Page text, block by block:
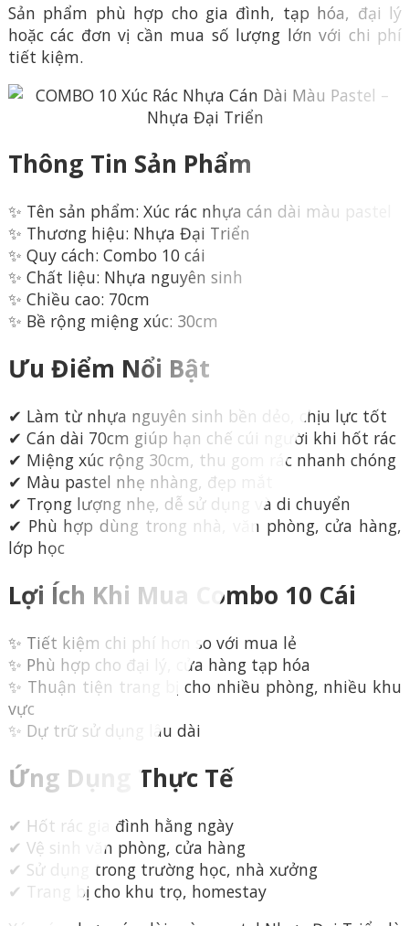
Sản phẩm phù hợp cho gia đình, tạp hóa, đại lý
hoặc các đơn vị cần mua số lượng lớn với chi phí
tiết kiệm.
Thông Tin Sản Phẩm
✨ Tên sản phẩm: Xúc rác nhựa cán dài màu pastel
✨ Thương hiệu: Nhựa Đại Triển
✨ Quy cách: Combo 10 cái
✨ Chất liệu: Nhựa nguyên sinh
✨ Chiều cao: 70cm
✨ Bề rộng miệng xúc: 30cm
Ưu Điểm Nổi Bật
✔ Làm từ nhựa nguyên sinh bền dẻo, chịu lực tốt
✔ Cán dài 70cm giúp hạn chế cúi người khi hốt rác
✔ Miệng xúc rộng 30cm, thu gom rác nhanh chóng
✔ Màu pastel nhẹ nhàng, đẹp mắt
✔ Trọng lượng nhẹ, dễ sử dụng và di chuyển
✔ Phù hợp dùng trong nhà, văn phòng, cửa hàng,
lớp học
Lợi Ích Khi Mua Combo 10 Cái
✨ Tiết kiệm chi phí hơn so với mua lẻ
✨ Phù hợp cho đại lý, cửa hàng tạp hóa
✨ Thuận tiện trang bị cho nhiều phòng, nhiều khu
vực
✨ Dự trữ sử dụng lâu dài
Ứng Dụng Thực Tế
✔ Hốt rác gia đình hằng ngày
✔ Vệ sinh văn phòng, cửa hàng
✔ Sử dụng trong trường học, nhà xưởng
✔ Trang bị cho khu trọ, homestay